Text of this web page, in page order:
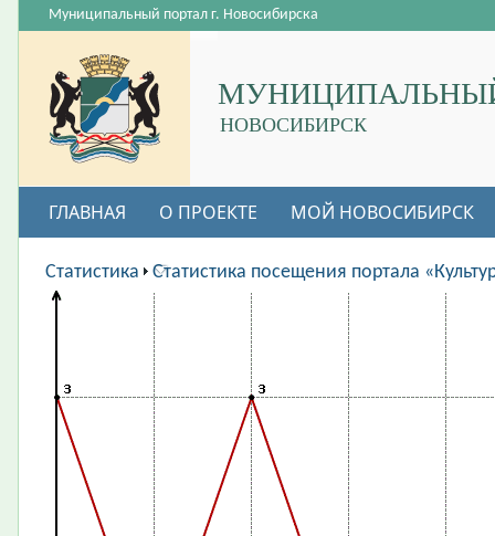
НОВОСИБИРСК
Муниципальный портал г. Новосибирска
ГЛАВНАЯ О ПРОЕКТЕ МОЙ НОВОСИБИРСК
ВАКАНСИИ
Статистика Статистика посещения портала